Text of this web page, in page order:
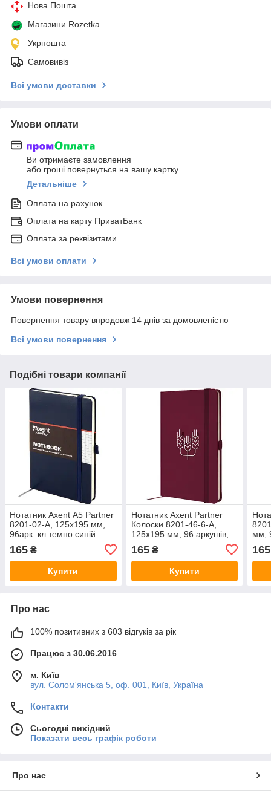
Нова Пошта
Магазини Rozetka
Укрпошта
Самовивіз
Всі умови доставки
Умови оплати
Ви отримаєте замовлення
або гроші повернуться на вашу картку
Детальніше
Оплата на рахунок
Оплата на карту ПриватБанк
Оплата за реквізитами
Всі умови оплати
Умови повернення
Повернення товару впродовж 14 днів за домовленістю
Всі умови повернення
Подібні товари компанії
Нотатник Axent А5 Partner
8201-02-A, 125х195 мм,
96арк. кл.темно синій
165 ₴
Купити
Нотатник Axent Partner
Колоски 8201-46-6-A,
125x195 мм, 96 аркушів,
165₴
Купити
мм,
165
Про нас
100% позитивних з 603 відгуків за рік
Працює з 30.06.2016
м. Київ
вул. Солом'янська 5, оф. 001, Київ, Україна
Контакти
Сьогодні вихідний
Показати весь графік роботи
Про нас